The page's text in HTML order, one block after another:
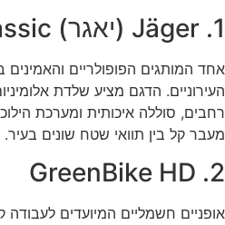
1. Jäger (יאגר) Classic
אחד המותגים הפופולריים והאמינים
מעבר קל בין תוואי שטח שונים בעיר.
2. GreenBike HD
אופניים חשמליים המיועדים